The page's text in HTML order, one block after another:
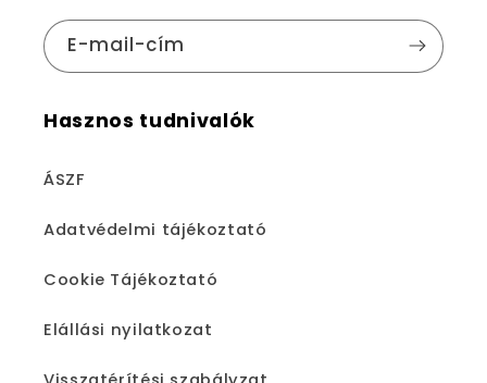
E-mail-cím
Hasznos tudnivalók
ÁSZF
Adatvédelmi tájékoztató
Cookie Tájékoztató
Elállási nyilatkozat